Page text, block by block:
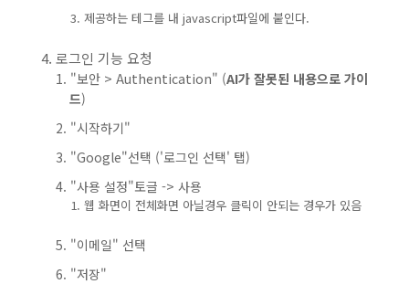
제공하는 테그를 내 javascript파일에 붙인다.
로그인 기능 요청
"보안 > Authentication" (AI가 잘못된 내용으로 가이
드)
"시작하기"
"Google"선택 ('로그인 선택' 탭)
"사용 설정"토글 -> 사용
웹 화면이 전체화면 아닐경우 클릭이 안되는 경우가 있음
"이메일" 선택
"저장"